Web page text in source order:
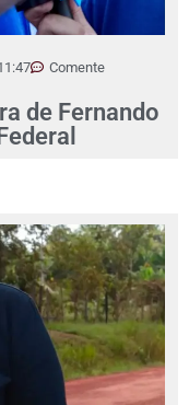
Comente
de Fernando